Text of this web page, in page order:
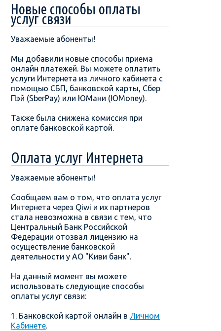
Новые способы оплаты
услуг связи
Уважаемые абоненты!
Мы добавили новые способы приема
онлайн платежей. Вы можете оплатить
услуги Интернета из личного кабинета с
помощью СБП, банковской карты, Сбер
Пэй (SberPay) или ЮМани (ЮMoney).
Также была снижена комиссия при
оплате банковской картой.
Оплата услуг Интернета
Уважаемые абоненты!
Сообщаем вам о том, что оплата услуг
Интернета через Qiwi и их партнеров
стала невозможна в связи с тем, что
Центральный Банк Российской
Федерации отозвал лицензию на
осуществление банковской
деятельности у АО "Киви банк".
На данный момент вы можете
использовать следующие способы
оплаты услуг связи:
1. Банковской картой онлайн в Личном
Кабинете.